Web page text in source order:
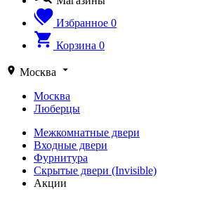
Избранное 0
Корзина 0
Москва
Москва
Люберцы
Межкомнатные двери
Входные двери
Фурнитура
Скрытые двери (Invisible)
Акции